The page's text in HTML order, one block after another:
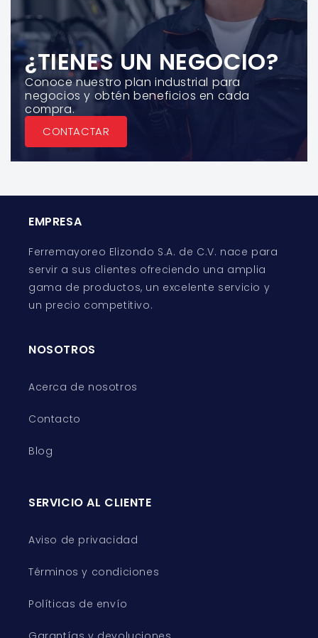
¿TIENES UN NEGOCIO?
Conoce nuestro plan industrial para
negocios y obtén beneficios en cada
compra.
CONTACTAR
EMPRESA
Ferremayoreo Elizondo S.A. de C.V. nace para
servir a sus clientes ofreciendo una amplia
gama de productos, un excelente servicio y
un precio competitivo.
NOSOTROS
Acerca de nosotros
Contacto
Blog
SERVICIO AL CLIENTE
Aviso de privacidad
Términos y condiciones
Políticas de envío